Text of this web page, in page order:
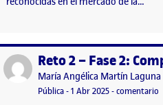
a la comunidad
Publicado por
Publicado por
María Angélica Martín Laguna
Visibilidad:
Pública-Fecha de publicación
1 Abr 2025-comentario